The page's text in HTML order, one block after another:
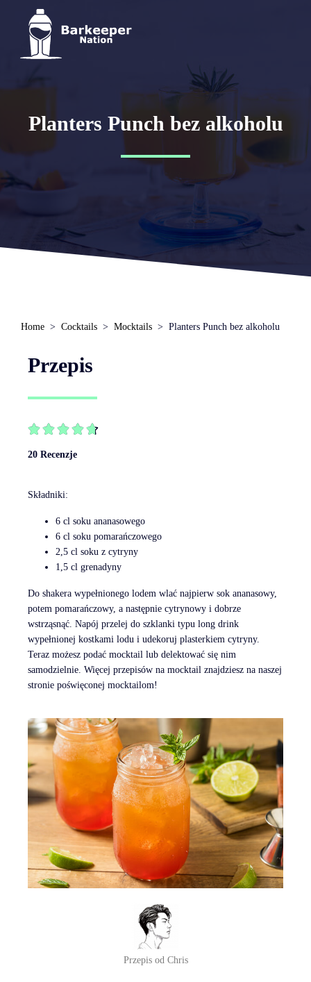
Planters Punch bez alkoholu
Home Cocktails Mocktails Planters Punch bez alkoholu
Przepis

20 Recenzje
Składniki:
6 cl soku ananasowego
6 cl soku pomarańczowego
2,5 cl soku z cytryny
1,5 cl grenadyny
Do shakera wypełnionego lodem wlać najpierw sok ananasowy,
potem pomarańczowy, a następnie cytrynowy i dobrze
wstrząsnąć. Napój przelej do szklanki typu long drink
wypełnionej kostkami lodu i udekoruj plasterkiem cytryny.
Teraz możesz podać mocktail lub delektować się nim
samodzielnie. Więcej przepisów na mocktail znajdziesz na naszej
stronie poświęconej mocktailom!
Przepis od Chris